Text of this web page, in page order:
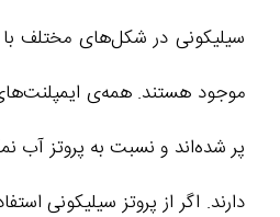
سیلیکونی در شکل‌های مختلف
موجود هستند. همه‌ی
پر شده‌اند و نسبت به پروتز آب
دارند. اگر از پروتز سیلیکونی